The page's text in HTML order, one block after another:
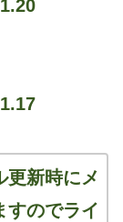
更新時にメ
すのでライ